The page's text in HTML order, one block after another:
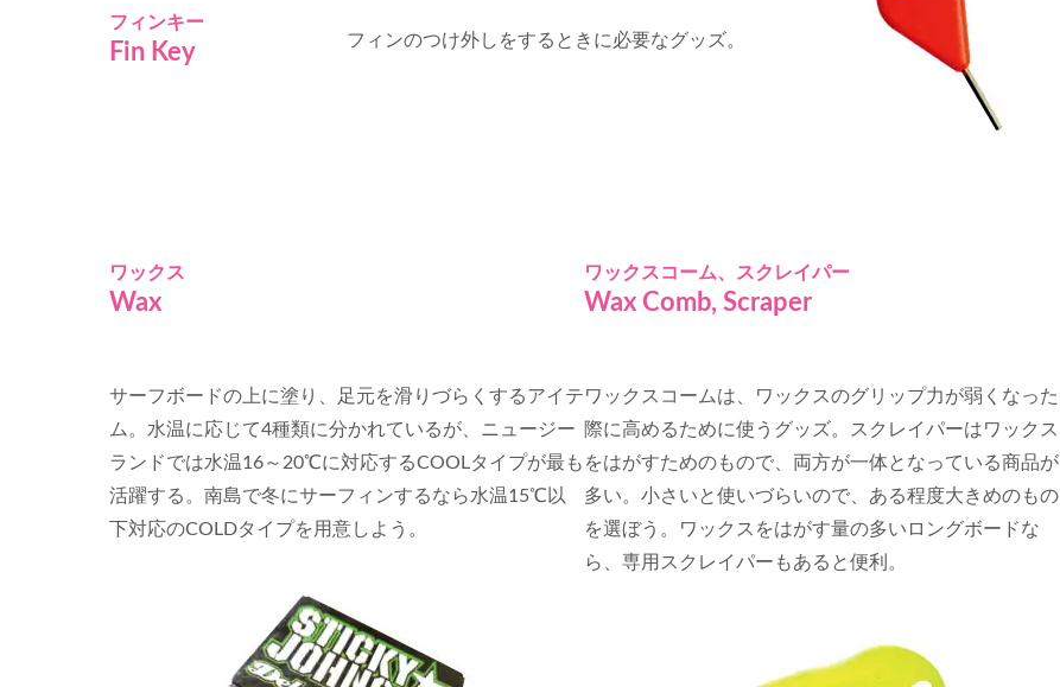
フィンキー
Fin Key フィンのつけ外しをするときに必要なグッズ。
ワックス
Wax
サーフボードの上に塗り、足元を滑りづらくするアイテ
ム。水温に応じて4種類に分かれているが、ニュージー
ランドでは水温16～20℃に対応するCOOLタイプが最も
活躍する。南島で冬にサーフィンするなら水温15℃以
下対応のCOLDタイプを用意しよう。
ワックスコーム、スクレイパー
Wax Comb, Scraper
ワックスコームは、ワックスのグリップ力が弱くなった
際に高めるために使うグッズ。スクレイパーはワックス
をはがすためのもので、両方が一体となっている商品が
多い。小さいと使いづらいので、ある程度大きめのもの
を選ぼう。ワックスをはがす量の多いロングボードな
ら、専用スクレイパーもあると便利。